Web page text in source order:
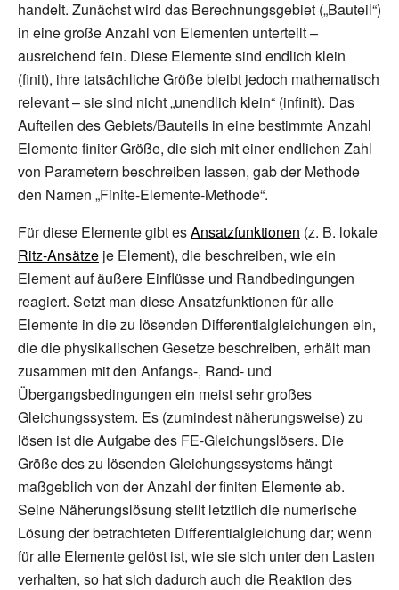
handelt. Zunächst wird das Berechnungsgebiet („Bauteil“)
in eine große Anzahl von Elementen unterteilt –
ausreichend fein. Diese Elemente sind endlich klein
(finit), ihre tatsächliche Größe bleibt jedoch mathematisch
relevant – sie sind nicht „unendlich klein“ (infinit). Das
Aufteilen des Gebiets/Bauteils in eine bestimmte Anzahl
Elemente finiter Größe, die sich mit einer endlichen Zahl
von Parametern beschreiben lassen, gab der Methode
den Namen „Finite-Elemente-Methode“.
Für diese Elemente gibt esAnsatzfunktionen (z. B. lokale
Ritz-Ansätze je Element), die beschreiben, wie ein
Element auf äußere Einflüsse und Randbedingungen
reagiert. Setzt man diese Ansatzfunktionen für alle
Elemente in die zu lösenden Differentialgleichungen ein,
die die physikalischen Gesetze beschreiben, erhält man
zusammen mit den Anfangs-, Rand- und
Übergangsbedingungen ein meist sehr großes
Gleichungssystem. Es (zumindest näherungsweise) zu
lösen ist die Aufgabe des FE-Gleichungslösers. Die
Größe des zu lösenden Gleichungssystems hängt
maßgeblich von der Anzahl der finiten Elemente ab.
Seine Näherungslösung stellt letztlich die numerische
Lösung der betrachteten Differentialgleichung dar; wenn
für alle Elemente gelöst ist, wie sie sich unter den Lasten
verhalten, so hat sich dadurch auch die Reaktion des